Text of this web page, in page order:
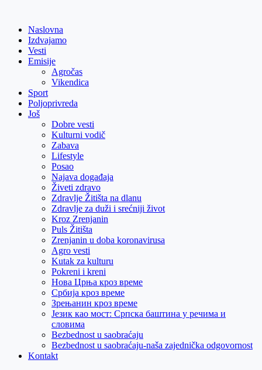
contentNaslovna
Izdvajamo
Vesti
Emisije
Agročas
Vikendica
Sport
Poljoprivreda
Još
Dobre vesti
Kulturni vodič
Zabava
Lifestyle
Posao
Najava događaja
Živeti zdravo
Zdravlje Žitišta na dlanu
Zdravlje za duži i srećniji život
Kroz Zrenjanin
Puls Žitišta
Zrenjanin u doba koronavirusa
Agro vesti
Kutak za kulturu
Pokreni i kreni
Нова Црња кроз време
Србија кроз време
Зрењанин кроз време
Језик као мост: Српска баштина у речима и
словима
Bezbednost u saobraćaju
Bezbednost u saobraćaju-naša zajednička odgovornost
Kontakt